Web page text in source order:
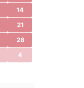
14
21
28
4